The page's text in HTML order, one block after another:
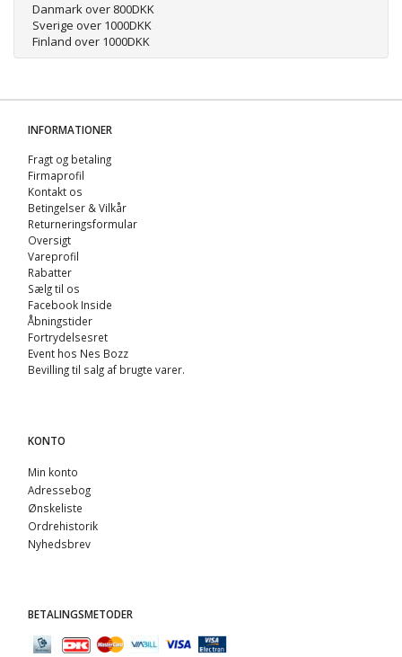
Danmark over 800DKK
Sverige over 1000DKK
Finland over 1000DKK
INFORMATIONER
Fragt og betaling
Firmaprofil
Kontakt os
Betingelser & Vilkår
Returneringsformular
Oversigt
Vareprofil
Rabatter
Sælg til os
Facebook Inside
Åbningstider
Fortrydelsesret
Event hos Nes Bozz
Bevilling til salg af brugte varer.
KONTO
Min konto
Adressebog
Ønskeliste
Ordrehistorik
Nyhedsbrev
BETALINGSMETODER